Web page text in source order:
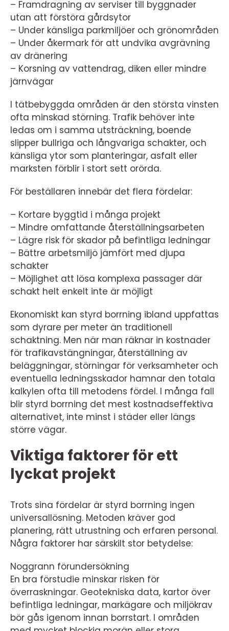
– Framdragning av serviser till byggnader
utan att förstöra gårdsytor
– Under känsliga parkmiljöer och grönområden
– Under åkermark för att undvika avgrävning
av dränering
– Korsning av vattendrag, diken eller mindre
järnvägar
I tätbebyggda områden är den största vinsten
ofta minskad störning. Trafik behöver inte
ledas om i samma utsträckning, boende
slipper bullriga och långvariga schakter, och
känsliga ytor som planteringar, asfalt eller
marksten förblir i stort sett orörda.
För beställaren innebär det flera fördelar:
– Kortare byggtid i många projekt
– Mindre omfattande återställningsarbeten
– Lägre risk för skador på befintliga ledningar
– Bättre arbetsmiljö jämfört med djupa
schakter
– Möjlighet att lösa komplexa passager där
schakt helt enkelt inte är möjligt
Ekonomiskt kan styrd borrning ibland uppfattas
som dyrare per meter än traditionell
schaktning. Men när man räknar in kostnader
för trafikavstängningar, återställning av
beläggningar, störningar för verksamheter och
eventuella ledningsskador hamnar den totala
kalkylen ofta till metodens fördel. I många fall
blir styrd borrning det mest kostnadseffektiva
alternativet, inte minst i städer eller längs
större vägar.
Viktiga faktorer för ett
lyckat projekt
Trots sina fördelar är styrd borrning ingen
universallösning. Metoden kräver god
planering, rätt utrustning och erfaren personal.
Några faktorer har särskilt stor betydelse:
Noggrann förundersökning
En bra förstudie minskar risken för
överraskningar. Geotekniska data, kartor över
befintliga ledningar, markägare och miljökrav
bör gås igenom innan borrstart. I områden